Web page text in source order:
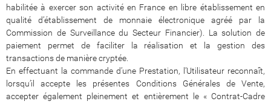
habilitée à exercer son activité en France en libre établissement en
qualité d’établissement de monnaie électronique agréé par la
Commission de Surveillance du Secteur Financier). La solution de
paiement permet de faciliter la réalisation et la gestion des
transactions de manière cryptée.
En effectuant la commande d’une Prestation, l’Utilisateur reconnaît,
lorsqu’il accepte les présentes Conditions Générales de Vente,
accepter également pleinement et entièrement le « Contrat-Cadre